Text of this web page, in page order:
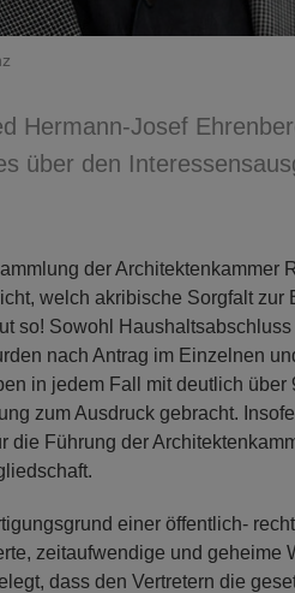
Hermann-Josef
über den
der
welch akribische Sorgfalt
so! Sowohl
nach Antrag im Einzelnen
in jedem Fall mit deutlich
zum Ausdruck gebracht.
die Führung der
einer öffentlich-
zeitaufwendige und
dass den Vertretern die